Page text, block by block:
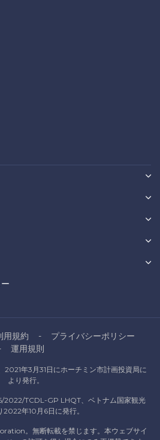
用規約
プライバシーポリシー
運用規則
年3月31日にホーチミン市計画投資局に
より発行。
2022/TCDL-GP LHQT、ベトナム国家観光
2022年10月6日に発行。
。無断転載を禁じます。本ウェブサイ